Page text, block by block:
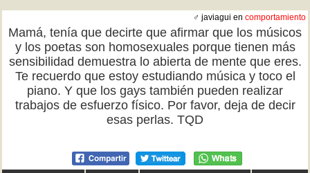
♂ javiagui en comportamiento
Mamá, tenía que decirte que afirmar que los músicos
y los poetas son homosexuales porque tienen más
sensibilidad demuestra lo abierta de mente que eres.
Te recuerdo que estoy estudiando música y toco el
piano. Y que los gays también pueden realizar
trabajos de esfuerzo físico. Por favor, deja de decir
esas perlas. TQD